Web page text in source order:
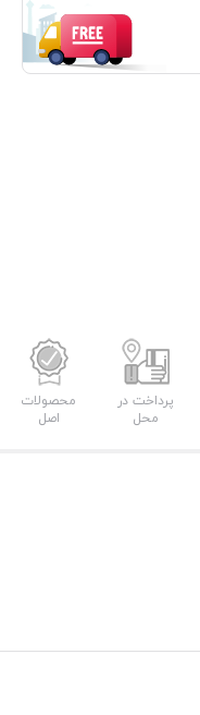
پرداخت در
محل
محصولات
اصل